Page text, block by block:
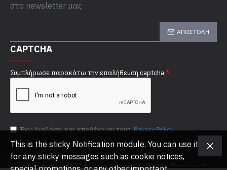
στο newsletter μας
ΑΠΟΣΤΟΛΉ
CAPTCHA
Συμπλήρωσε παρακάτω την επαλήθευση captcha
Έχω διαβάσει και αποδέχομαι τουςPrivacy Policy
Copyright © 2014, Your Store, All Rights Reserved
This is the sticky Notification module. You can use it
for any sticky messages such as cookie notices,